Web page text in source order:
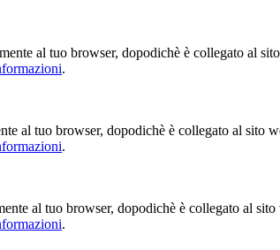
al tuo browser, dopodichè è collegato al
.
al tuo browser, dopodichè è collegato al sito
.
al tuo browser, dopodichè è collegato al
.